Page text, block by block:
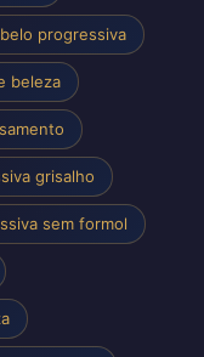
progressiva
beleza
grisalho
sem formol